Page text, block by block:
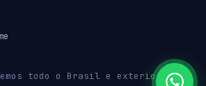
todo o Brasil e exterior